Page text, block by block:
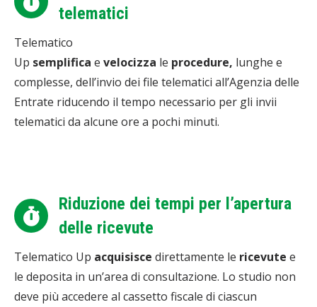
telematici
Telematico
Up semplifica e velocizza le procedure, lunghe e
complesse, dell’invio dei file telematici all’Agenzia delle
Entrate riducendo il tempo necessario per gli invii
telematici da alcune ore a pochi minuti.
Riduzione dei tempi per l’apertura
delle ricevute
Telematico Up acquisisce direttamente le ricevute e
le deposita in un’area di consultazione. Lo studio non
deve più accedere al cassetto fiscale di ciascun